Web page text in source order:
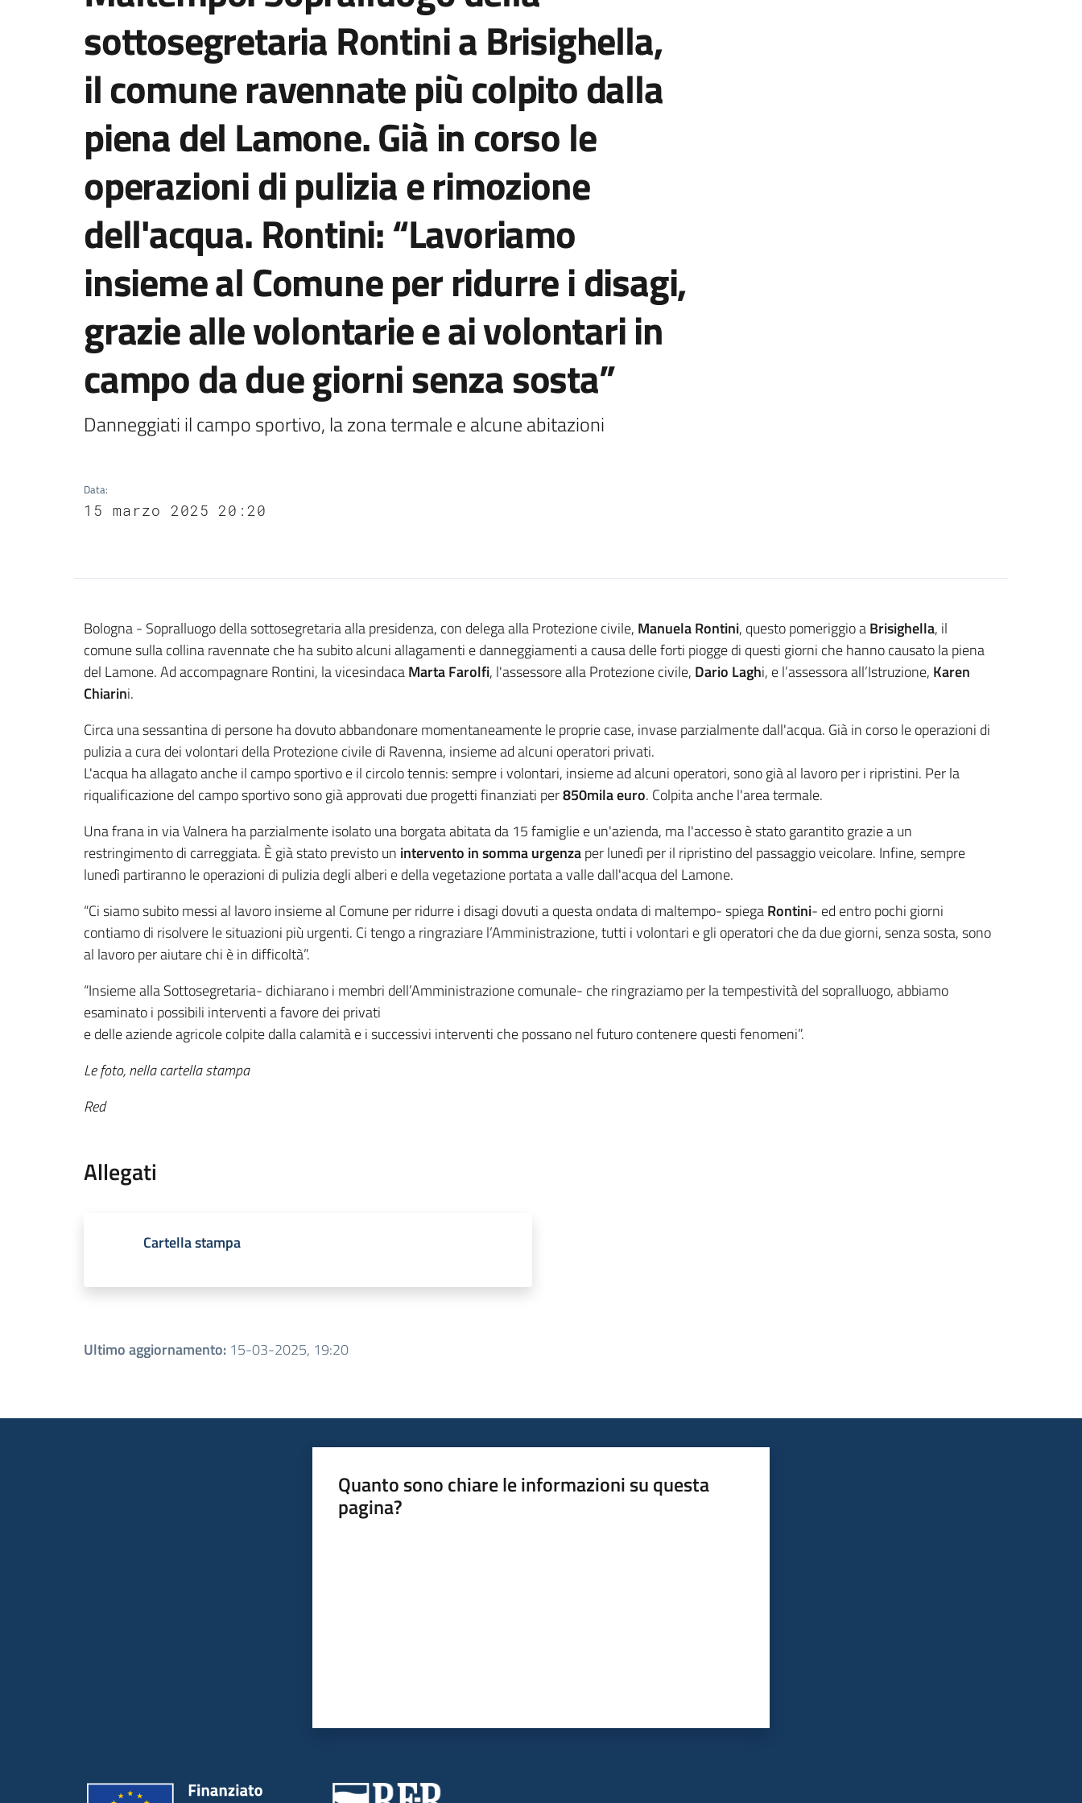
sottosegretaria Rontini a Brisighella,
il comune ravennate più colpito dalla
piena del Lamone. Già in corso le
operazioni di pulizia e rimozione
dell'acqua. Rontini: “Lavoriamo
insieme al Comune per ridurre i disagi,
grazie alle volontarie e ai volontari in
campo da due giorni senza sosta”
Danneggiati il campo sportivo, la zona termale e alcune abitazioni
Data:
15 marzo 2025 20:20
Contenuto
Bologna - Sopralluogo della sottosegretaria alla presidenza, con delega alla Protezione civile, Manuela Rontini, questo pomeriggio aBrisighella, il
comune sulla collina ravennate che ha subito alcuni allagamenti e danneggiamenti a causa delle forti piogge di questi giorni che hanno causato la piena
del Lamone. Ad accompagnare Rontini, la vicesindacaMarta Farolfi, l'assessore alla Protezione civile, Dario Laghi, e l’assessora all’Istruzione, Karen
Chiarini.
Circa una sessantina di persone ha dovuto abbandonare momentaneamente le proprie case, invase parzialmente dall'acqua. Già in corso le operazioni di
pulizia a cura dei volontari della Protezione civile di Ravenna, insieme ad alcuni operatori privati.
L'acqua ha allagato anche il campo sportivo e il circolo tennis: sempre i volontari, insieme ad alcuni operatori, sono già al lavoro per i ripristini. Per la
riqualificazione del campo sportivo sono già approvati due progetti finanziati per850mila euro. Colpita anche l'area termale.
Una frana in via Valnera ha parzialmente isolato una borgata abitata da 15 famiglie e un'azienda, ma l'accesso è stato garantito grazie a un
restringimento di carreggiata. È già stato previsto un intervento in somma urgenzaper lunedì per il ripristino del passaggio veicolare. Infine, sempre
lunedì partiranno le operazioni di pulizia degli alberi e della vegetazione portata a valle dall'acqua del Lamone.
“Ci siamo subito messi al lavoro insieme al Comune per ridurre i disagi dovuti a questa ondata di maltempo- spiegaRontini- ed entro pochi giorni
contiamo di risolvere le situazioni più urgenti. Ci tengo a ringraziare l’Amministrazione, tutti i volontari e gli operatori che da due giorni, senza sosta, sono
al lavoro per aiutare chi è in difficoltà”.
“Insieme alla Sottosegretaria- dichiarano i membri dell’Amministrazione comunale- che ringraziamo per la tempestività del sopralluogo, abbiamo
esaminato i possibili interventi a favore dei privati
e delle aziende agricole colpite dalla calamità e i successivi interventi che possano nel futuro contenere questi fenomeni”.
Le foto, nella cartella stampa
Red
Allegati
Cartella stampa
Ultimo aggiornamento: 15-03-2025, 19:20
Quanto sono chiare le informazioni su questa
pagina?